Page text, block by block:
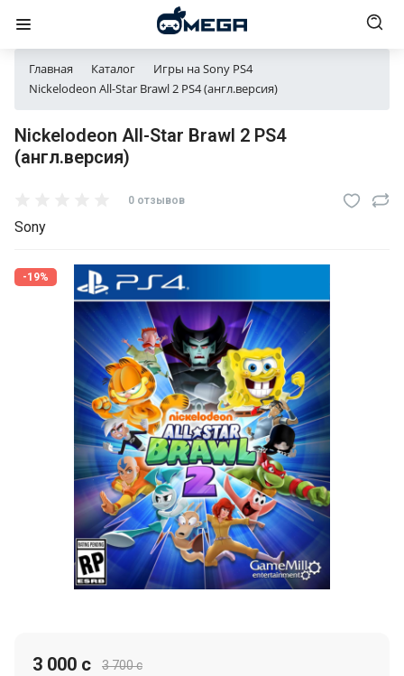
Главная Каталог
Игры на Sony PS4
Nickelodeon All-Star Brawl 2 PS4 (англ.версия)
Nickelodeon All-Star Brawl 2 PS4
(англ.версия)
0 отзывов
Sony
-19%
3 700 c
3 000 c